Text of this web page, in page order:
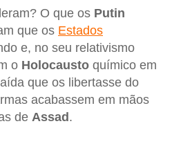
O que os Putin
que os Estados
e, no seu relativismo
o Holocausto químico em
que os libertasse do
acabassem em mãos
de Assad.